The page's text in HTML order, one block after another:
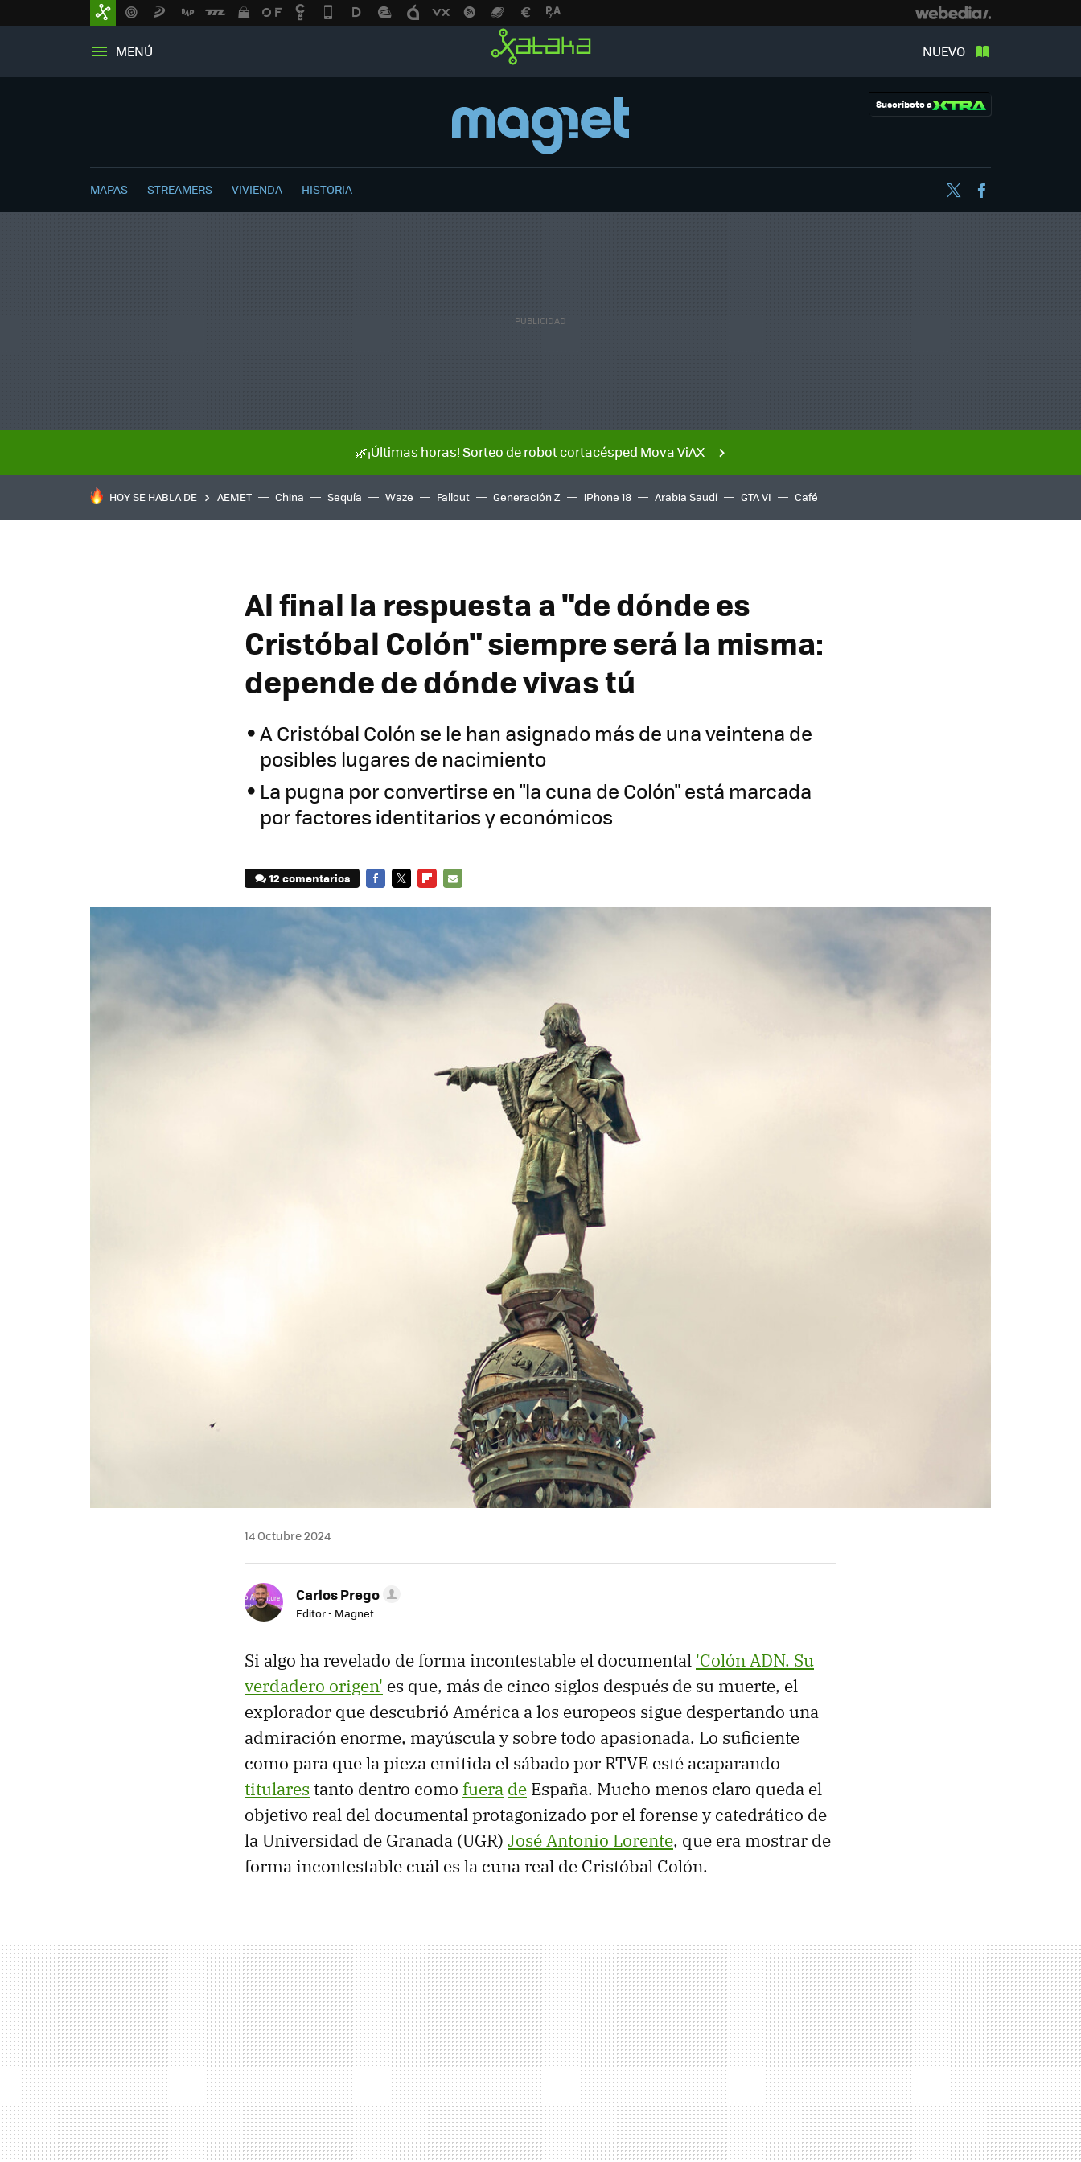
MENÚ NUEVO
Suscríbete a
MAPAS STREAMERS VIVIENDA HISTORIA Twitter
🌿¡Últimas horas! Sorteo de robot cortacésped Mova ViAX
HOY SE HABLA DE AEMET China Sequía Waze Fallout Generación Z iPhone 18 Arabia Saudí GTA VI Café
Al final la respuesta a "de dónde es
Cristóbal Colón" siempre será la misma:
depende de dónde vivas tú
A Cristóbal Colón se le han asignado más de una veintena de
posibles lugares de nacimiento
La pugna por convertirse en "la cuna de Colón" está marcada
por factores identitarios y económicos
12 comentarios
14 Octubre 2024
Carlos Prego
Editor - Magnet
Si algo ha revelado de forma incontestable el documental 'Colón ADN. Su
verdadero origen' es que, más de cinco siglos después de su muerte, el
explorador que descubrió América a los europeos sigue despertando una
admiración enorme, mayúscula y sobre todo apasionada. Lo suficiente
como para que la pieza emitida el sábado por RTVE esté acaparando
titulares tanto dentro como fuera de España. Mucho menos claro queda el
objetivo real del documental protagonizado por el forense y catedrático de
la Universidad de Granada (UGR) José Antonio Lorente, que era mostrar de
forma incontestable cuál es la cuna real de Cristóbal Colón.